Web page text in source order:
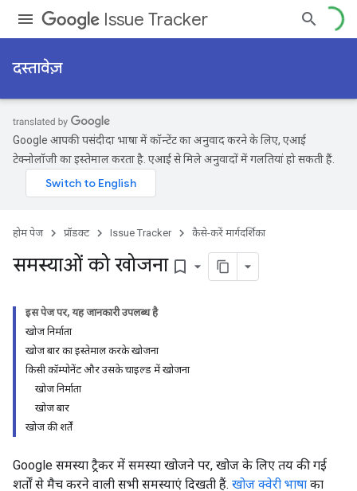
Issue Tracker
दस्तावेज़
Google आपकी पसंदीदा भाषा में कॉन्टेंट का अनुवाद करने के लिए, एआई
टेक्नोलॉजी का इस्तेमाल करता है. एआई से मिले अनुवादों में गलतियां हो सकती हैं.
होम पेज प्रॉडक्ट Issue Tracker कैसे-करें मार्गदर्शिका
समस्याओं को खोजना bookmark_border
इस पेज पर, यह जानकारी उपलब्ध है
खोज निर्माता
खोज बार का इस्तेमाल करके खोजना
किसी कॉम्पोनेंट और उसके चाइल्ड में खोजना
खोज निर्माता
खोज बार
खोज की शर्तें
Google समस्या ट्रैकर में समस्या खोजने पर, खोज के लिए तय की गई
शर्तों से मैच करने वाली सभी समस्याएं दिखती हैं. खोज क्वेरी भाषा का